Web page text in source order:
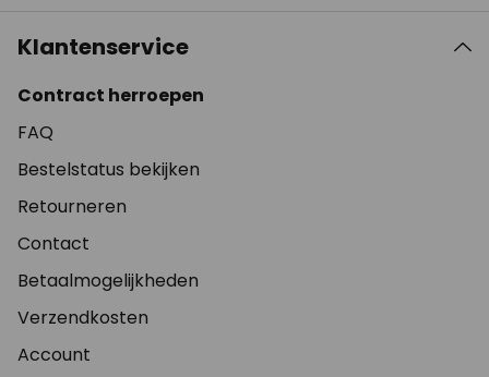
Klantenservice
Contract herroepen
FAQ
Bestelstatus bekijken
Retourneren
Contact
Betaalmogelijkheden
Verzendkosten
Account